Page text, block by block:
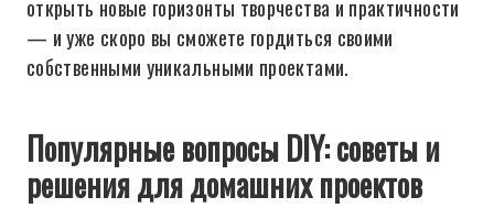
открыть новые горизонты творчества и практичности
— и уже скоро вы сможете гордиться своими
собственными уникальными проектами.
Популярные вопросы DIY: советы и
решения для домашних проектов